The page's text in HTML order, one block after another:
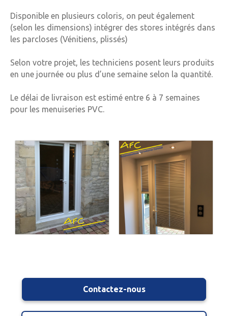
Disponible en plusieurs coloris, on peut également
(selon les dimensions) intégrer des stores intégrés dans
les parcloses (Vénitiens, plissés)
Selon votre projet, les techniciens posent leurs produits
en une journée ou plus d’une semaine selon la quantité.
Le délai de livraison est estimé entre 6 à 7 semaines
pour les menuiseries PVC.
Contactez-nous